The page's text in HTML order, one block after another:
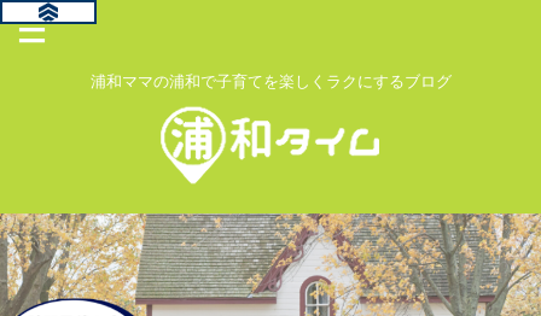
浦和ママの浦和で子育てを楽しくラクにするブログ